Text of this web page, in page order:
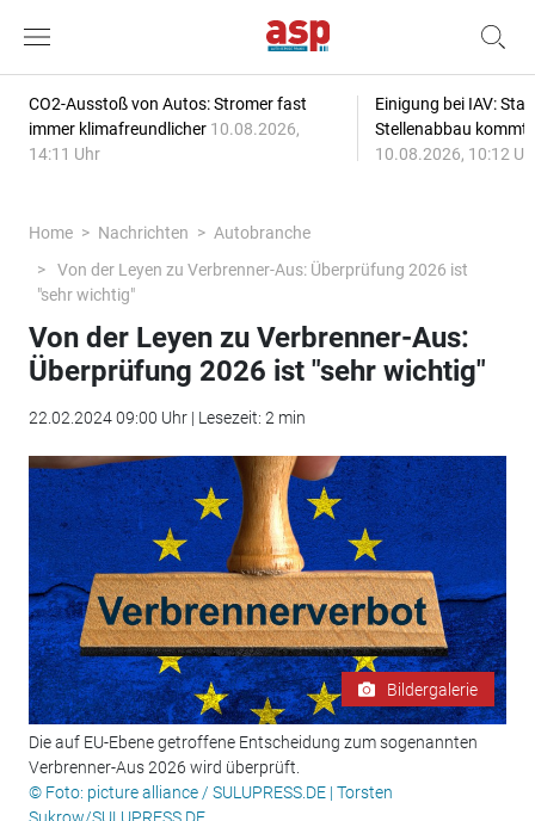
CO2-Ausstoß von Autos: Stromer fast
immer klimafreundlicher 10.08.2026,
14:11 Uhr
Einigung bei IAV:
Stellenabbau kommt
10.08.2026, 10:12
Home Nachrichten
Autobranche
Von der Leyen zu Verbrenner-Aus: Überprüfung 2026 ist
"sehr wichtig"
Von der Leyen zu Verbrenner-Aus:
Überprüfung 2026 ist "sehr wichtig"
22.02.2024 09:00 Uhr | Lesezeit: 2 min
Bildergalerie
Die auf EU-Ebene getroffene Entscheidung zum sogenannten
Verbrenner-Aus 2026 wird überprüft.
© Foto: picture alliance / SULUPRESS.DE | Torsten